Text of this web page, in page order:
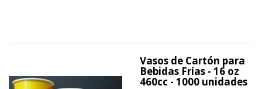
Vasos de Cartón para
Bebidas Frías - 16 oz
460cc - 1000 unidades